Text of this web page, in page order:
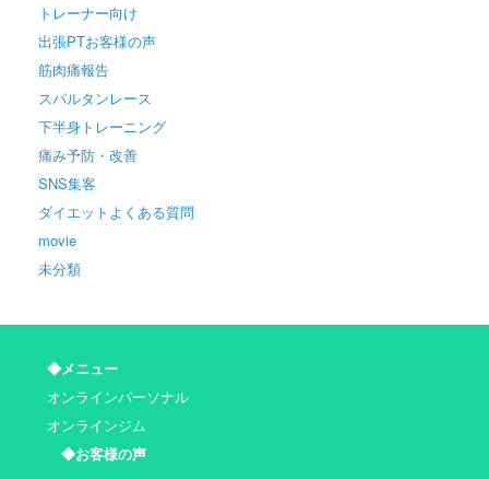
トレーナー向け
出張PTお客様の声
筋肉痛報告
スパルタンレース
下半身トレーニング
痛み予防・改善
SNS集客
ダイエットよくある質問
movie
未分類
◆メニュー
オンラインパーソナル
オンラインジム
◆お客様の声